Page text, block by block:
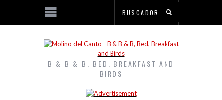
B & B & B, BED, BREAKFAST AND
BIRDS